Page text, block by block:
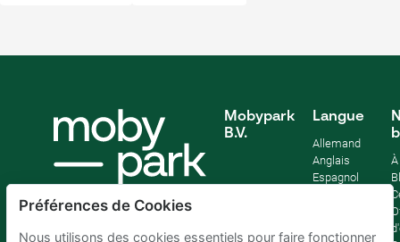
Mobypark
B.V.
Langue
Allemand
Anglais
Espagnol
Préférences de Cookies
Nous utilisons des cookies essentiels pour faire fonctionner